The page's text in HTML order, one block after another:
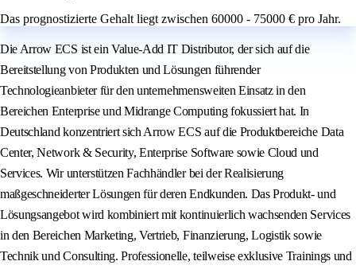
Das prognostizierte Gehalt liegt zwischen 60000 - 75000 € pro Jahr.
Die Arrow ECS ist ein Value-Add IT Distributor, der sich auf die
Bereitstellung von Produkten und Lösungen führender
Technologieanbieter für den unternehmensweiten Einsatz in den
Bereichen Enterprise und Midrange Computing fokussiert hat. In
Deutschland konzentriert sich Arrow ECS auf die Produktbereiche Data
Center, Network & Security, Enterprise Software sowie Cloud und
Services. Wir unterstützen Fachhändler bei der Realisierung
maßgeschneiderter Lösungen für deren Endkunden. Das Produkt- und
Lösungsangebot wird kombiniert mit kontinuierlich wachsenden Services
in den Bereichen Marketing, Vertrieb, Finanzierung, Logistik sowie
Technik und Consulting. Professionelle, teilweise exklusive Trainings und